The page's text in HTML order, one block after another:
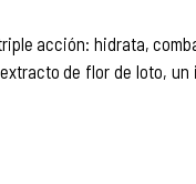
acción: hidrata,
de flor de loto,